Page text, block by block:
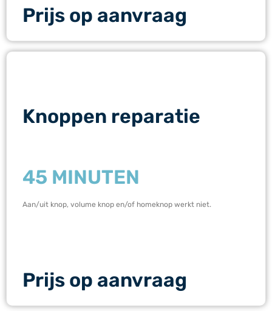
Prijs op aanvraag
Knoppen reparatie
45 MINUTEN
Aan/uit knop, volume knop en/of homeknop werkt niet.
Prijs op aanvraag